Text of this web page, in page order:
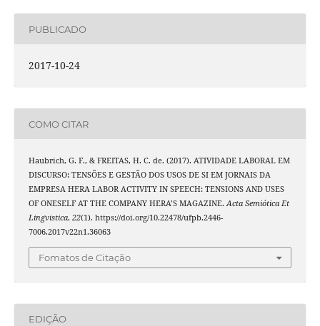
PUBLICADO
2017-10-24
COMO CITAR
Haubrich, G. F., & FREITAS, H. C. de. (2017). ATIVIDADE LABORAL EM
DISCURSO: TENSÕES E GESTÃO DOS USOS DE SI EM JORNAIS DA
EMPRESA HERA LABOR ACTIVITY IN SPEECH: TENSIONS AND USES
OF ONESELF AT THE COMPANY HERA’S MAGAZINE.Acta Semiótica Et
Lingvistica, 22(1). https://doi.org/10.22478/ufpb.2446-
7006.2017v22n1.36063
Fomatos de Citação
EDIÇÃO